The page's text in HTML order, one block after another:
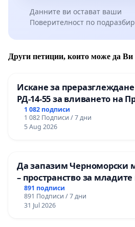
Данните ви остават ваши
Поверителност по
Други петиции, които може да Ви
Искане за
РД-14-55 за вливането на
гимназия по промишлени
Професионалната
мениджмънт – гр.
1 082 подписи
1 082 Подписи / 7 дни
5 Aug 2026
Да запазим Черноморски
– пространство за
891 подписи
891 Подписи / 7 дни
31 Jul 2026